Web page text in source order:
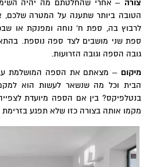
צורה – אחרי שהחלטתם מה יהיה
הטובה ביותר שתענה על המטרה שלכם,
לרבוץ בה, ספת ח' נוחה ומפנקת או
ספת שני מושבים לצד ספה נוספת.
גובה הספה וגובה הזרועות.
מיקום – מצאתם את הספה המושלמת
הבית וכל מה שנשאר לעשות הוא
בנטלפיקס? בין אם הספה מיועדת
מקמו אותה בצורה כזו שלא תפגע